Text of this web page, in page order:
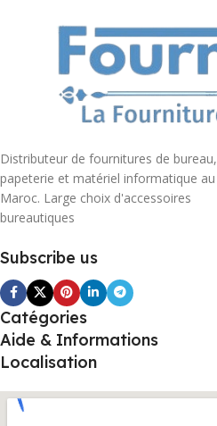
Distributeur de fournitures de bureau,
papeterie et matériel informatique au
Maroc. Large choix d'accessoires
bureautiques
Subscribe us
Catégories
Aide & Informations
Localisation